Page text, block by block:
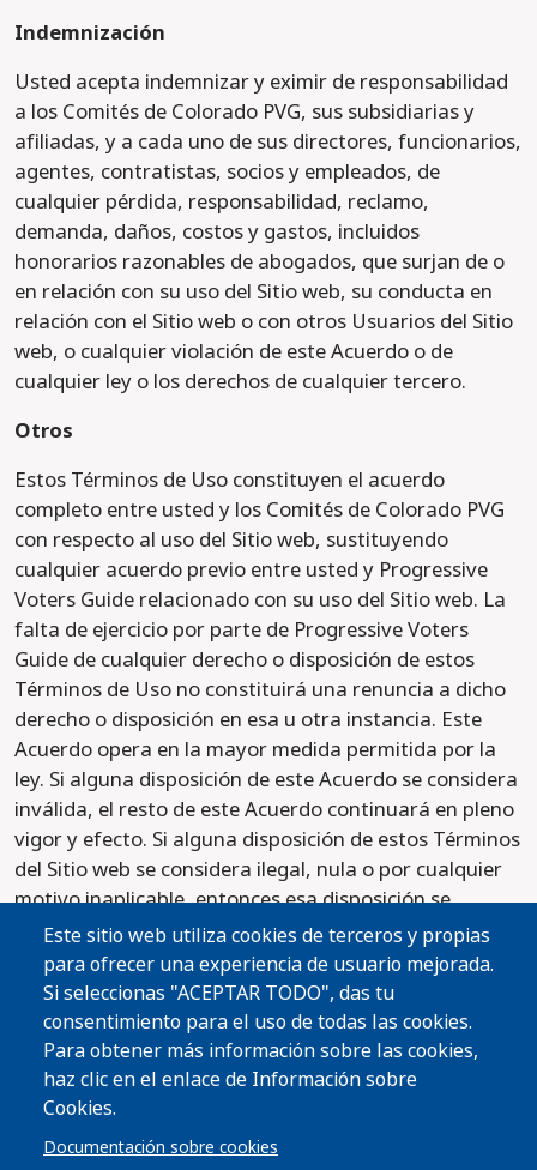
Este sitio web utiliza cookies de terceros y propias
para ofrecer una experiencia de usuario mejorada.
Si seleccionas "ACEPTAR TODO", das tu
consentimiento para el uso de todas las cookies.
Para obtener más información sobre las cookies,
haz clic en el enlace de Información sobre
Cookies.
Documentación sobre cookies
Indemnización
Usted acepta indemnizar y eximir de responsabilidad
a los Comités de Colorado PVG, sus subsidiarias y
afiliadas, y a cada uno de sus directores, funcionarios,
agentes, contratistas, socios y empleados, de
cualquier pérdida, responsabilidad, reclamo,
demanda, daños, costos y gastos, incluidos
honorarios razonables de abogados, que surjan de o
en relación con su uso del Sitio web, su conducta en
relación con el Sitio web o con otros Usuarios del Sitio
web, o cualquier violación de este Acuerdo o de
cualquier ley o los derechos de cualquier tercero.
Otros
Estos Términos de Uso constituyen el acuerdo
completo entre usted y los Comités de Colorado PVG
con respecto al uso del Sitio web, sustituyendo
cualquier acuerdo previo entre usted y Progressive
Voters Guide relacionado con su uso del Sitio web. La
falta de ejercicio por parte de Progressive Voters
Guide de cualquier derecho o disposición de estos
Términos de Uso no constituirá una renuncia a dicho
derecho o disposición en esa u otra instancia. Este
Acuerdo opera en la mayor medida permitida por la
ley. Si alguna disposición de este Acuerdo se considera
inválida, el resto de este Acuerdo continuará en pleno
vigor y efecto. Si alguna disposición de estos Términos
del Sitio web se considera ilegal, nula o por cualquier
motivo inaplicable, entonces esa disposición se
considerará separable de estos Términos de Uso y no
afectará la validez y aplicabilidad de las disposiciones
restantes.
Fecha de entrada en vigencia: 1 de julio de 2020
Publicado 2021-10-22